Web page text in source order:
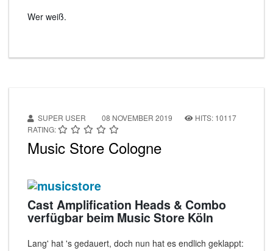
Wer weiß.
SUPER USER 08 NOVEMBER 2019
HITS: 10117
RATING:
Music Store Cologne
Cast Amplification Heads & Combo
verfügbar beim Music Store Köln
Lang' hat 's gedauert, doch nun hat es endlich geklappt: